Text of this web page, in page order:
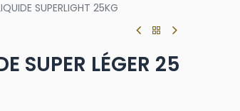
SUPERLIGHT 25KG
SUPER LÉGER 25